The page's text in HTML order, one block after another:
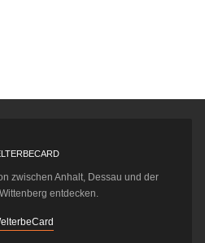
zwischen Anhalt, Dessau und der
entdecken.